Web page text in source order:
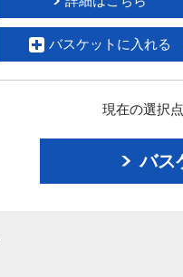
バスケットに入れる
現在の選択
バス